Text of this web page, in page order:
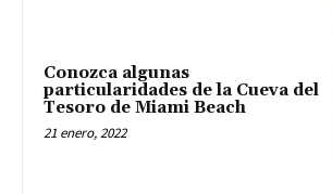
Conozca algunas
particularidades de la Cueva del
Tesoro de Miami Beach
21 enero, 2022